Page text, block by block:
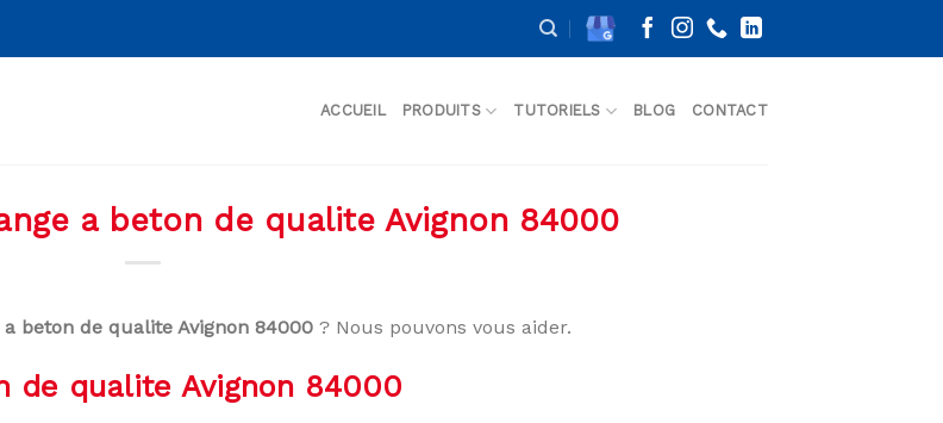
ACCUEIL PRODUITS TUTORIELS BLOG CONTACT
a beton de qualite Avignon 84000
beton de qualite Avignon 84000 ? Nous pouvons vous aider.
de qualite Avignon 84000